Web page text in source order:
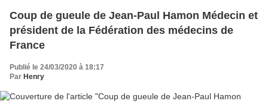
Coup de gueule de Jean-Paul Hamon Médecin et
président de la Fédération des médecins de
France
Publié le 24/03/2020 à 18:17
Par Henry